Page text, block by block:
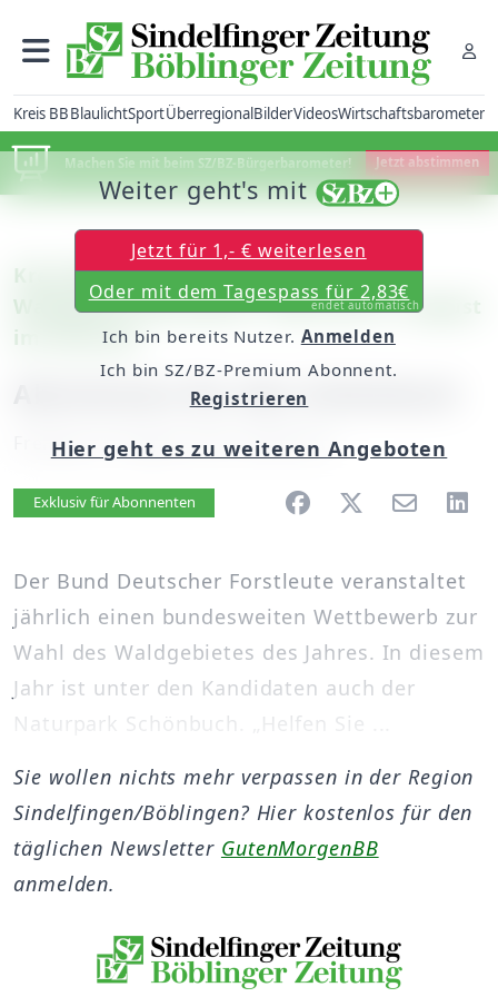
Kreis BBBlaulichtSportÜberregionalBilderVideosWirtschaftsbarometer
Machen Sie mit beim SZ/BZ-Bürgerbarometer! Jetzt abstimmen
Kreis Böblingen: Wettbewerb zum
Waldgebiet des Jahres / Noch bis 31. August
im Internet
Abstimmen für den Schönbuch
Freitag, 23. August 2013, 00:00 Uhr
Artikel vorlesen
Exklusiv für Abonnenten
Der Bund Deutscher Forstleute veranstaltet
jährlich einen bundesweiten Wettbewerb zur
Wahl des Waldgebietes des Jahres. In diesem
Jahr ist unter den Kandidaten auch der
Naturpark Schönbuch. „Helfen Sie ...
Weiter geht's mit
Jetzt für 1,- € weiterlesen
Oder mit dem Tagespass für 2,83€
endet automatisch
Ich bin bereits Nutzer. Anmelden
Ich bin SZ/BZ-Premium Abonnent.
Registrieren
Hier geht es zu weiteren Angeboten
Sie wollen nichts mehr verpassen in der Region
Sindelfingen/Böblingen? Hier kostenlos für den
täglichen Newsletter GutenMorgenBB
anmelden.